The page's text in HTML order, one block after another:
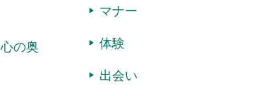
心の奥
マナー
体験
出会い